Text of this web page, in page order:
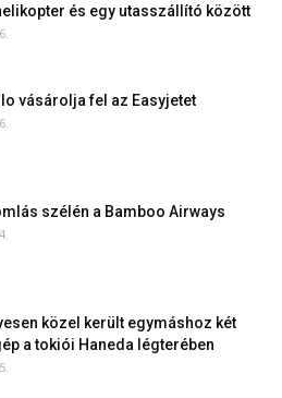
és egy utasszállító között
vásárolja fel az Easyjetet
szélén a Bamboo Airways
közel került egymáshoz két
a tokiói Haneda légterében